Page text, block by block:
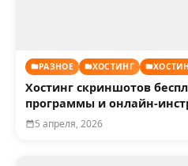
РАЗНОЕ ХОСТИНГ
Хостинг скриншотов
программы и онлайн-
5 апреля, 2026